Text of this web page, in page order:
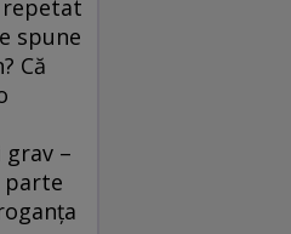
spune
Că
grav –
parte